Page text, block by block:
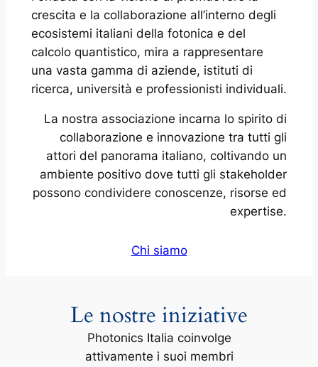
crescita e la collaborazione all’interno degli
ecosistemi italiani della fotonica e del
calcolo quantistico, mira a rappresentare
una vasta gamma di aziende, istituti di
ricerca, università e professionisti individuali.
La nostra associazione incarna lo spirito di
collaborazione e innovazione tra tutti gli
attori del panorama italiano, coltivando un
ambiente positivo dove tutti gli stakeholder
possono condividere conoscenze, risorse ed
expertise.
Chi siamo
Le nostre iniziative
Photonics Italia coinvolge
attivamente i suoi membri